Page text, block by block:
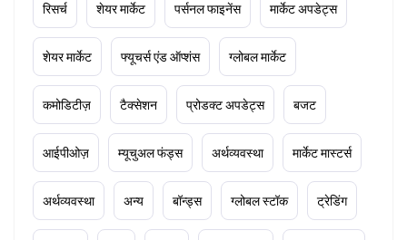
रिसर्च शेयर मार्केट पर्सनल फाइनेंस मार्केट अपडेट्स
शेयर मार्केट फ्यूचर्स एंड ऑप्शंस ग्लोबल मार्केट
कमोडिटीज़ टैक्सेशन प्रोडक्ट अपडेट्स बजट
आईपीओज़ म्यूचुअल फंड्स अर्थव्यवस्था मार्केट मास्टर्स
अर्थव्यवस्था अन्य बॉन्ड्स ग्लोबल स्टॉक ट्रेडिंग